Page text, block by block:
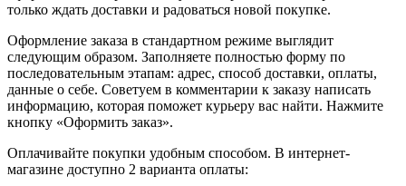
только ждать доставки и радоваться новой покупке.
Оформление заказа в стандартном режиме выглядит
следующим образом. Заполняете полностью форму по
последовательным этапам: адрес, способ доставки, оплаты,
данные о себе. Советуем в комментарии к заказу написать
информацию, которая поможет курьеру вас найти. Нажмите
кнопку «Оформить заказ».
Оплачивайте покупки удобным способом. В интернет-
магазине доступно 2 варианта оплаты: